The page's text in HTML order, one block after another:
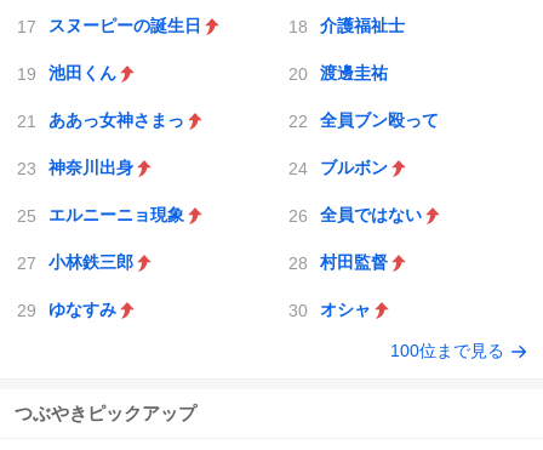
スヌーピーの誕生日 介護福祉士
池田くん 渡邊圭祐
ああっ女神さまっ 全員ブン殴って
神奈川出身 ブルボン
エルニーニョ現象 全員ではない
小林鉄三郎 村田監督
ゆなすみ オシャ
100位まで見る
つぶやきピックアップ